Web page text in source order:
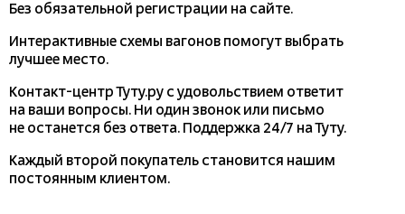
Без обязательной регистрации на сайте.
Интерактивные схемы вагонов помогут выбрать
лучшее место.
Контакт-центр Туту.ру с удовольствием ответит
на ваши вопросы. Ни один звонок или письмо
не останется без ответа. Поддержка 24/7 на Туту.
Каждый второй покупатель становится нашим
постоянным клиентом.